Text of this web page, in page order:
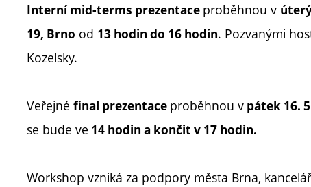
Interní mid-terms prezentace proběhnou v
19, Brno od 13 hodin do 16 hodin. Pozvanými
Kozelsky.
Veřejné final prezentace proběhnou v pátek 16.
se bude ve 14 hodin a končit v 17 hodin.
Workshop vzniká za podpory města Brna,